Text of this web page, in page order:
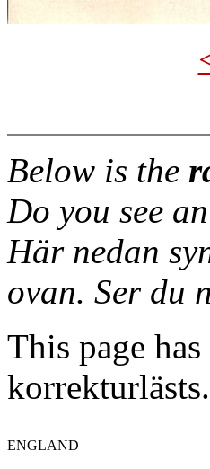
Below is the
Do you see
Här nedan
ovan. Ser du
This page has
korrekturlästs.
ENGLAND